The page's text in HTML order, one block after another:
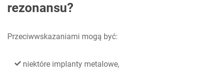
rezonansu?
Przeciwwskazaniami mogą być:
niektóre implanty metalowe,